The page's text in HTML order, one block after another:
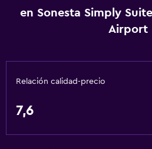
Cafetera
Accesibilidad y adecuación
extra)
en Sonesta Simply
Airport
Relación calidad-precio
7,6